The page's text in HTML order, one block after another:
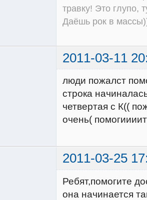
травку! Это глупо,
Даёшь рок в
2011-03-11
люди пожалст
строка
четвертая с К((
очень(
2011-03-25
Ребят,помогите
она начинается